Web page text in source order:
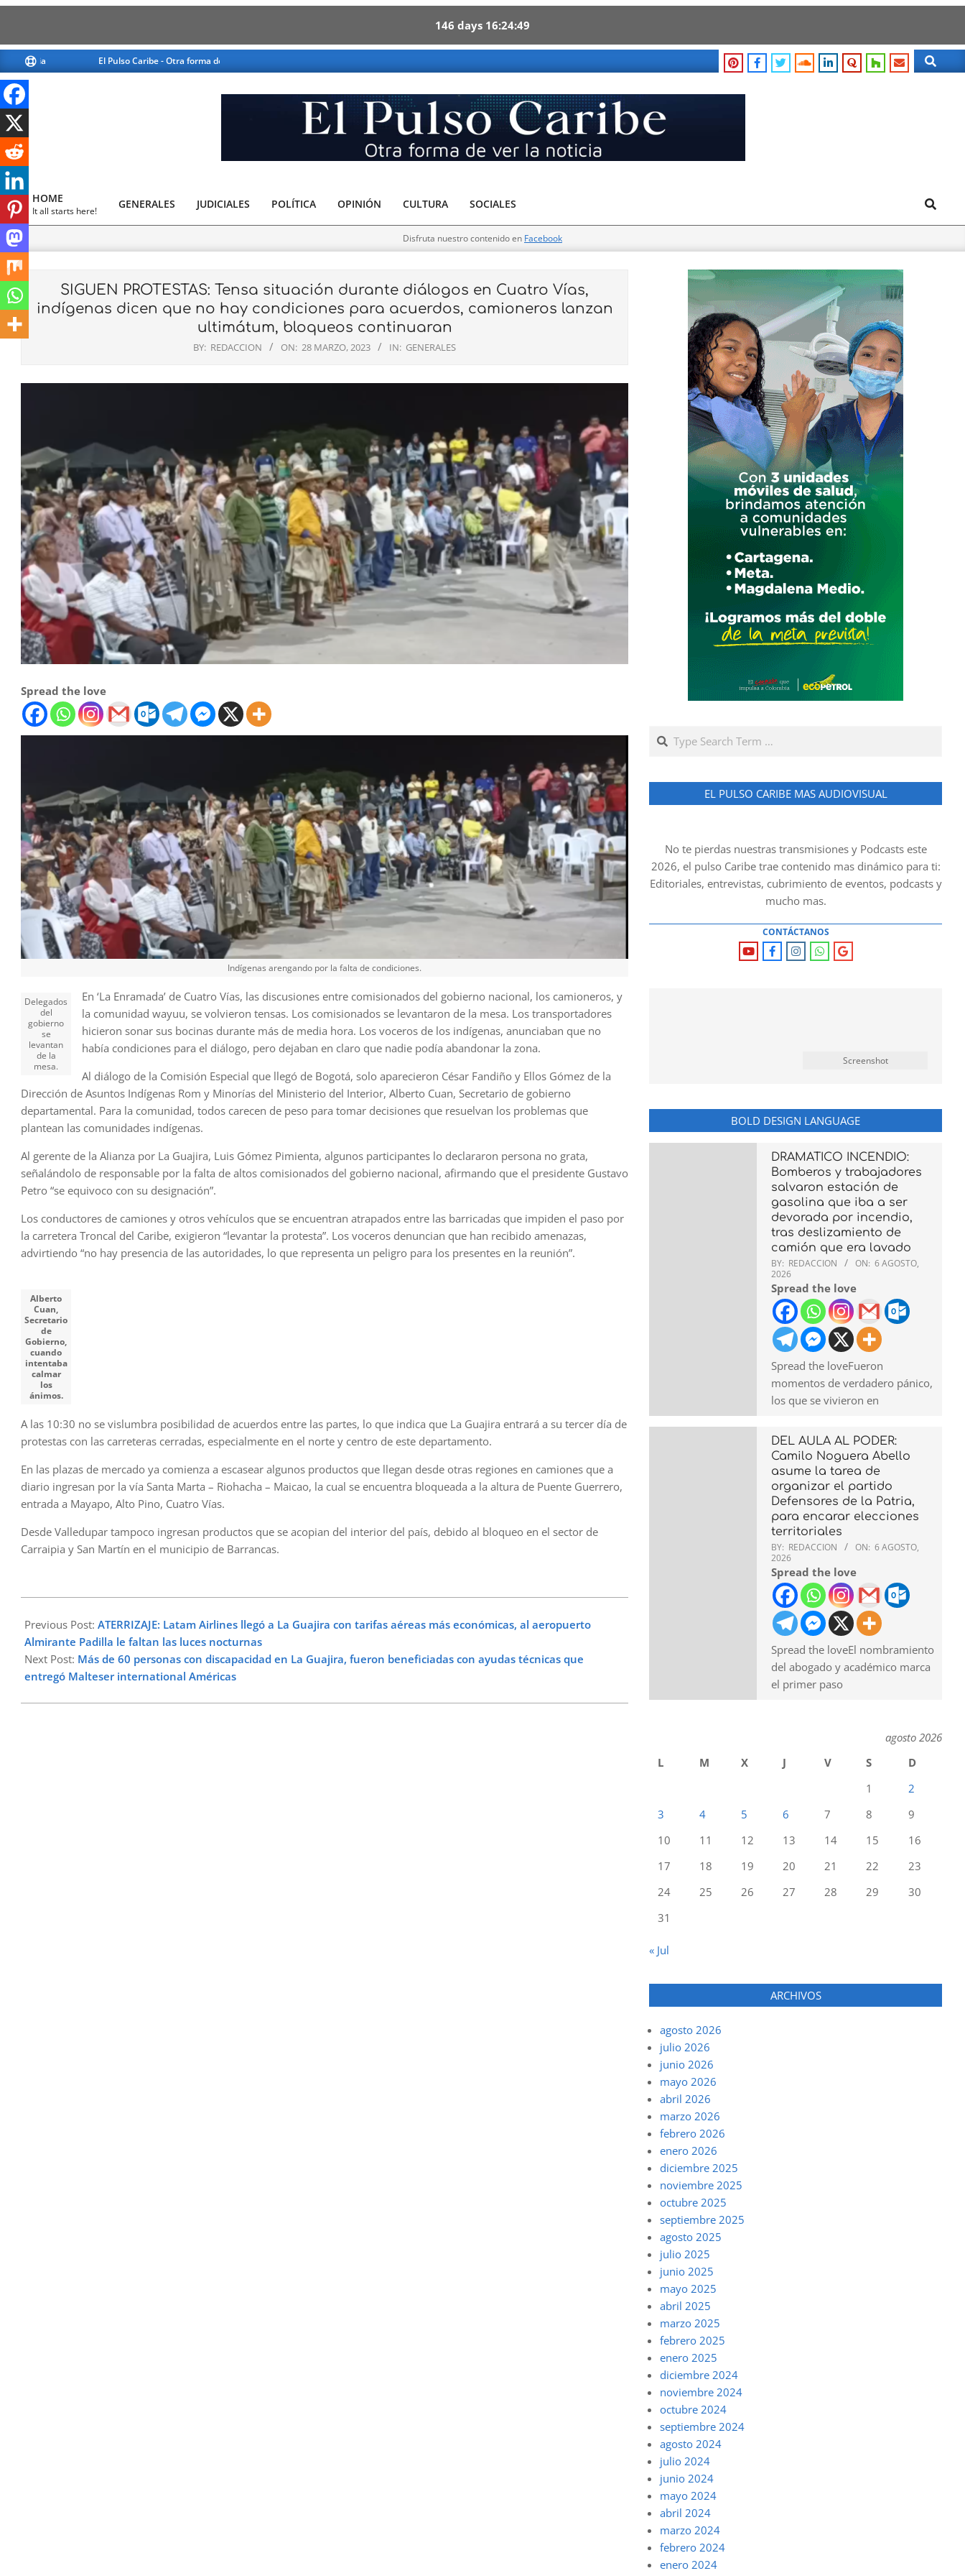
146 days 16 24 48
to
content
El Pulso Caribe - Otra forma de ver la noticia Search
El
Caribe
Primary
Navigation
Menu
HOME
It all starts here!
GENERALES JUDICIALES POLÍTICA OPINIÓN CULTURA SOCIALES Search
Disfruta nuestro contenido en Facebook
SIGUEN PROTESTAS: Tensa situación durante diálogos en Cuatro Vías,
indígenas dicen que no hay condiciones para acuerdos, camioneros lanzan
ultimátum, bloqueos continuaran
BY: REDACCION ON: 28 MARZO, 2023 IN: GENERALES
Spread the love
Indígenas arengando por la falta de condiciones.
Delegados
del
gobierno
se
levantan
de la
mesa.
En ‘La Enramada’ de Cuatro Vías, las discusiones entre comisionados del gobierno nacional, los camioneros, y
la comunidad wayuu, se volvieron tensas. Los comisionados se levantaron de la mesa. Los transportadores
hicieron sonar sus bocinas durante más de media hora. Los voceros de los indígenas, anunciaban que no
había condiciones para el diálogo, pero dejaban en claro que nadie podía abandonar la zona.
Al diálogo de la Comisión Especial que llegó de Bogotá, solo aparecieron César Fandiño y Ellos Gómez de la
Dirección de Asuntos Indígenas Rom y Minorías del Ministerio del Interior, Alberto Cuan, Secretario de gobierno
departamental. Para la comunidad, todos carecen de peso para tomar decisiones que resuelvan los problemas que
plantean las comunidades indígenas.
Al gerente de la Alianza por La Guajira, Luis Gómez Pimienta, algunos participantes lo declararon persona no grata,
señalándolo de responsable por la falta de altos comisionados del gobierno nacional, afirmando que el presidente Gustavo
Petro “se equivoco con su designación”.
Los conductores de camiones y otros vehículos que se encuentran atrapados entre las barricadas que impiden el paso por
la carretera Troncal del Caribe, exigieron “levantar la protesta”. Los voceros denuncian que han recibido amenazas,
advirtiendo “no hay presencia de las autoridades, lo que representa un peligro para los presentes en la reunión”.
Alberto
Cuan,
Secretario
de
Gobierno,
cuando
intentaba
calmar
los
ánimos.
A las 10:30 no se vislumbra posibilidad de acuerdos entre las partes, lo que indica que La Guajira entrará a su tercer día de
protestas con las carreteras cerradas, especialmente en el norte y centro de este departamento.
En las plazas de mercado ya comienza a escasear algunos productos que llegan desde otras regiones en camiones que a
diario ingresan por la vía Santa Marta – Riohacha – Maicao, la cual se encuentra bloqueada a la altura de Puente Guerrero,
entrada a Mayapo, Alto Pino, Cuatro Vías.
Desde Valledupar tampoco ingresan productos que se acopian del interior del país, debido al bloqueo en el sector de
Carraipia y San Martín en el municipio de Barrancas.
03-
28
Previous Post: ATERRIZAJE: Latam Airlines llegó a La Guajira con tarifas aéreas más económicas, al aeropuerto
Almirante Padilla le faltan las luces nocturnas
Next Post: Más de 60 personas con discapacidad en La Guajira, fueron beneficiadas con ayudas técnicas que
entregó Malteser international Américas
Search
EL PULSO CARIBE MAS AUDIOVISUAL
No te pierdas nuestras transmisiones y Podcasts este
2026, el pulso Caribe trae contenido mas dinámico para ti:
Editoriales, entrevistas, cubrimiento de eventos, podcasts y
mucho mas.
CONTÁCTANOS
Screenshot
BOLD DESIGN LANGUAGE
DRAMATICO INCENDIO:
Bomberos y trabajadores
salvaron estación de
gasolina que iba a ser
devorada por incendio,
tras deslizamiento de
camión que era lavado
BY: REDACCION ON: 6 AGOSTO,
2026
Spread the love
Spread the loveFueron
momentos de verdadero pánico,
los que se vivieron en
DEL AULA AL PODER:
Camilo Noguera Abello
asume la tarea de
organizar el partido
Defensores de la Patria,
para encarar elecciones
territoriales
BY: REDACCION ON: 6 AGOSTO,
2026
Spread the love
Spread the loveEl nombramiento
del abogado y académico marca
el primer paso
agosto 2026
L
M X J V S
D
1
2
3
4 5 6 7 8
9
10
11 12 13 14 15
16
17
18 19 20 21 22
23
24
25 26 27 28 29
30
31
« Jul
ARCHIVOS
agosto 2026
julio 2026
junio 2026
mayo 2026
abril 2026
marzo 2026
febrero 2026
enero 2026
diciembre 2025
noviembre 2025
octubre 2025
septiembre 2025
agosto 2025
julio 2025
junio 2025
mayo 2025
abril 2025
marzo 2025
febrero 2025
enero 2025
diciembre 2024
noviembre 2024
octubre 2024
septiembre 2024
agosto 2024
julio 2024
junio 2024
mayo 2024
abril 2024
marzo 2024
febrero 2024
enero 2024